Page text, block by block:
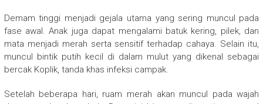
Demam tinggi menjadi gejala utama yang sering muncul pada
fase awal. Anak juga dapat mengalami batuk kering, pilek, dan
mata menjadi merah serta sensitif terhadap cahaya. Selain itu,
muncul bintik putih kecil di dalam mulut yang dikenal sebagai
bercak Koplik, tanda khas infeksi campak.
Setelah beberapa hari, ruam merah akan muncul pada wajah